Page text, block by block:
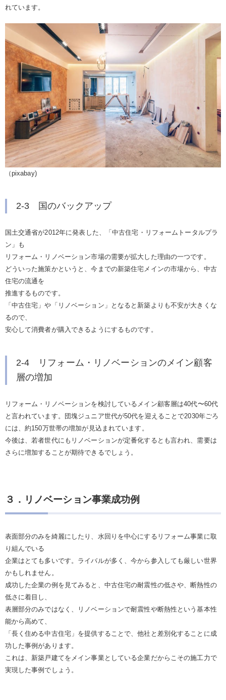
れています。
（pixabay)
2-3 国のバックアップ
国土交通省が2012年に発表した、「中古住宅・リフォームトータルプラ
ン」も
リフォーム・リノベーション市場の需要が拡大した理由の一つです。
どういった施策かというと、今までの新築住宅メインの市場から、中古
住宅の流通を
推進するものです。
「中古住宅」や「リノベーション」となると新築よりも不安が大きくな
るので、
安心して消費者が購入できるようにするものです。
2-4 リフォーム・リノベーションのメイン顧客
層の増加
リフォーム・リノベーションを検討しているメイン顧客層は40代〜60代
と言われています。団塊ジュニア世代が50代を迎えることで2030年ごろ
には、約150万世帯の増加が見込まれています。
今後は、若者世代にもリノベーションが定番化するとも言われ、需要は
さらに増加することが期待できるでしょう。
３．リノベーション事業成功例
表面部分のみを綺麗にしたり、水回りを中心にするリフォーム事業に取
り組んでいる
企業はとても多いです。ライバルが多く、今から参入しても厳しい世界
かもしれません。
成功した企業の例を見てみると、中古住宅の耐震性の低さや、断熱性の
低さに着目し、
表層部分のみではなく、リノベーションで耐震性や断熱性という基本性
能から高めて、
「長く住める中古住宅」を提供することで、他社と差別化することに成
功した事例があります。
これは、新築戸建てをメイン事業としている企業だからこその施工力で
実現した事例でしょう。